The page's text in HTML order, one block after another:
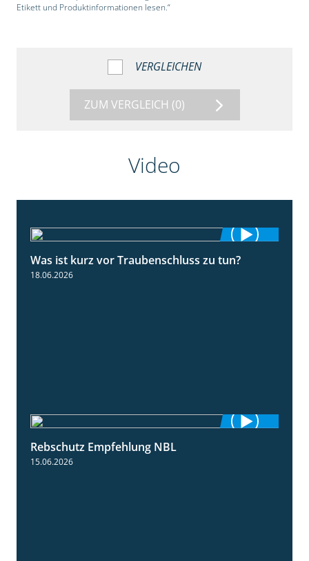
Etikett und Produktinformationen lesen.“
VERGLEICHEN
ZUM VERGLEICH (0)
Video
5:04
Was ist kurz vor Traubenschluss zu tun?
18.06.2026
Rebschutz Empfehlung NBL
15.06.2026